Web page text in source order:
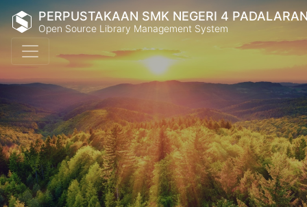
PERPUSTAKAAN SMK NEGERI 4
Open Source Library Management System